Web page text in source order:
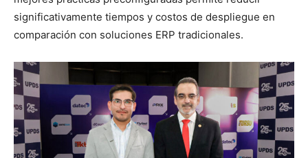
significativamente tiempos y costos de despliegue en
comparación con soluciones ERP tradicionales.